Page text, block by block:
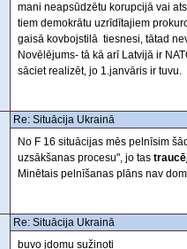
mani neapsūdzētu korupcijā vai
tiem demokrātu uzrīdītajiem
gaisā kovbojstilā tiesnesi, tātad
Novēlējums- tā kā arī Latvijā ir
sāciet realizēt, jo 1.janvāris ir tuvu.
Re: Situācija Ukrainā
No F 16 situācijas mēs pelnīsim
uzsākšanas procesu", jo tas
Minētais pelnīšanas plāns nav
Re: Situācija Ukrainā
buvo įdomu sužinoti